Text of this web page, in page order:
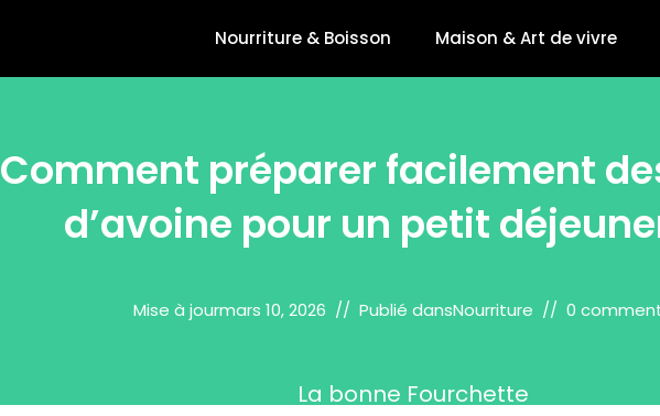
Nourriture & Boisson Maison & Art de vivre
Comment préparer facilement
d’avoine pour un petit
Mise à jourmars 10, 2026 Publié dansNourriture 0
La bonne Fourchette